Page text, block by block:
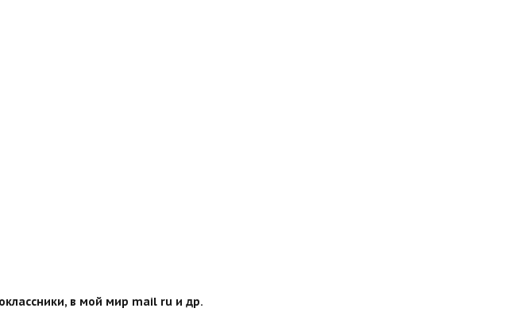
в мой мир mail ru и др.